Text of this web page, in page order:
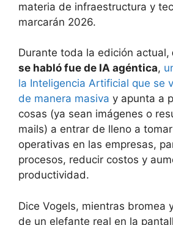
materia de infraestructura y
marcarán 2026.
Durante toda la edición actual,
se habló fue de IA agéntica,
la Inteligencia Artificial que se
de manera masiva y apunta a
cosas (ya sean imágenes o
mails) a entrar de lleno a
operativas en las empresas,
procesos, reducir costos y
productividad.
Dice Vogels, mientras bromea
de un elefante real en la